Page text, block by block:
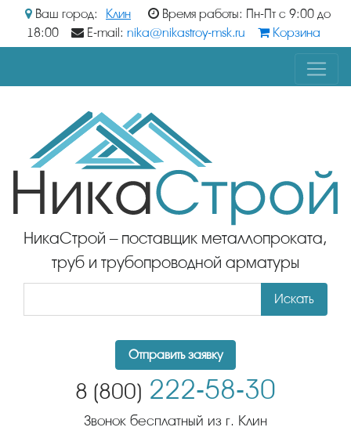
Ваш город: Клин
Время работы: Пн-Пт с 9:00 до
18:00
E-mail: nika@nikastroy-msk.ru Корзина
НикаСтрой – поставщик металлопроката,
труб и трубопроводной арматуры
Искать
Отправить заявку
8 (800) 222-58-30
Звонок бесплатный из г. Клин